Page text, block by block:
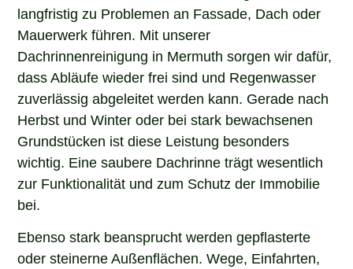
langfristig zu Problemen an Fassade, Dach oder
Mauerwerk führen. Mit unserer
Dachrinnenreinigung in Mermuth sorgen wir dafür,
dass Abläufe wieder frei sind und Regenwasser
zuverlässig abgeleitet werden kann. Gerade nach
Herbst und Winter oder bei stark bewachsenen
Grundstücken ist diese Leistung besonders
wichtig. Eine saubere Dachrinne trägt wesentlich
zur Funktionalität und zum Schutz der Immobilie
bei.
Ebenso stark beansprucht werden gepflasterte
oder steinerne Außenflächen. Wege, Einfahrten,